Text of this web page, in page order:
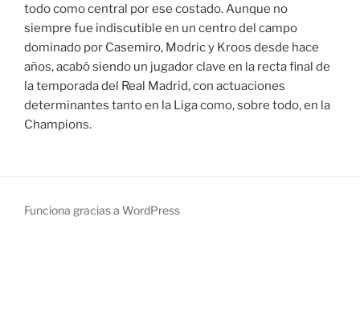
todo como central por ese costado. Aunque no
siempre fue indiscutible en un centro del campo
dominado por Casemiro, Modric y Kroos desde hace
años, acabó siendo un jugador clave en la recta final de
la temporada del Real Madrid, con actuaciones
determinantes tanto en la Liga como, sobre todo, en la
Champions.
Funciona gracias a WordPress